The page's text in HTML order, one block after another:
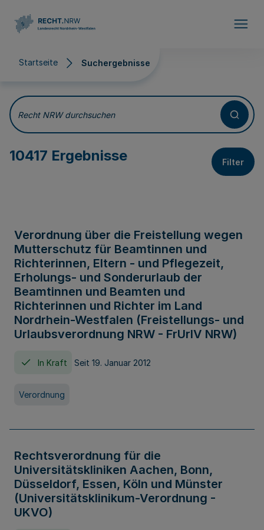
Startseite Suchergebnisse
Suchergebnisse
Recht NRW durchsuchen
10417 Ergebnisse Filter
Verordnung über die Freistellung wegen
Mutterschutz für Beamtinnen und
Richterinnen, Eltern - und Pflegezeit,
Erholungs- und Sonderurlaub der
Beamtinnen und Beamten und
Richterinnen und Richter im Land
Nordrhein-Westfalen (Freistellungs- und
Urlaubsverordnung NRW - FrUrlV NRW)
In Kraft Seit 19. Januar 2012
Verordnung
Rechtsverordnung für die
Universitätskliniken Aachen, Bonn,
Düsseldorf, Essen, Köln und Münster
(Universitätsklinikum-Verordnung -
UKVO)